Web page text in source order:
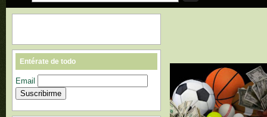
Entérate de todo
Email